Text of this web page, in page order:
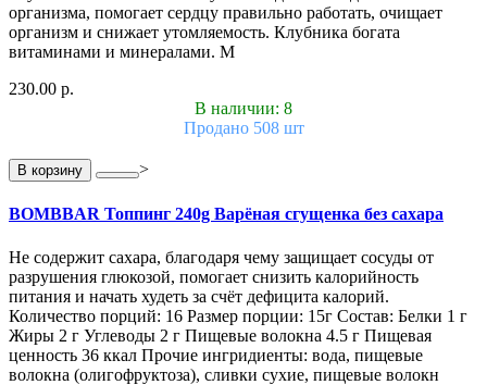
организма, помогает сердцу правильно работать, очищает
организм и снижает утомляемость. Клубника богата
витаминами и минералами. М
230.00 р.
В наличии: 8
Продано 508 шт
В корзину >
BOMBBAR Топпинг 240g Варёная сгущенка без сахара
Не содержит сахара, благодаря чему защищает сосуды от
разрушения глюкозой, помогает снизить калорийность
питания и начать худеть за счёт дефицита калорий.
Количество порций: 16 Размер порции: 15г Состав: Белки 1 г
Жиры 2 г Углеводы 2 г Пищевые волокна 4.5 г Пищевая
ценность 36 ккал Прочие ингридиенты: вода, пищевые
волокна (олигофруктоза), сливки сухие, пищевые волокн